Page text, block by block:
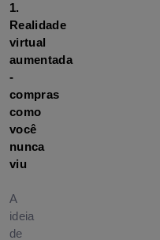
1.
Realidade
virtual
aumentada
-
compras
como
você
nunca
viu
A
ideia
de